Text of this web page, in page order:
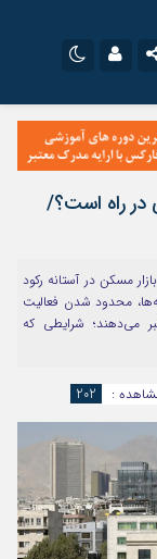
راه است؟/
مسکن در آستانه رکود
محدود شدن فعالیت
می‌دهند؛ شرایطی که
:
202